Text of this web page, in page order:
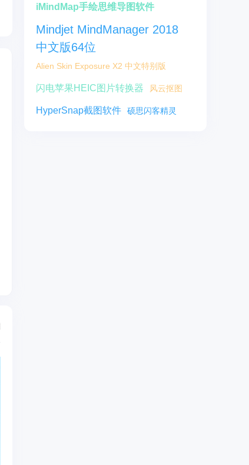
iMindMap手绘思维导图软件
Mindjet MindManager 2018
中文版64位
Alien Skin Exposure X2 中文特别版
闪电苹果HEIC图片转换器 风云抠图
HyperSnap截图软件 硕思闪客精灵